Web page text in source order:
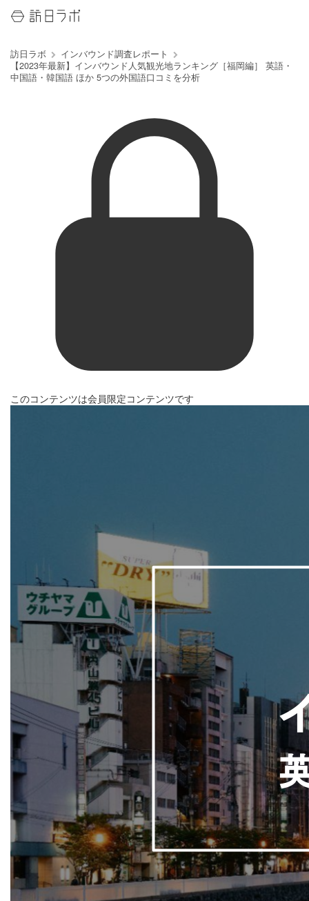
訪日ラボ
インバウンド調査レポート
【2023年最新】インバウンド人気観光地ランキング［福岡編］ 英語・
中国語・韓国語 ほか 5つの外国語口コミを分析
このコンテンツは会員限定コンテンツです